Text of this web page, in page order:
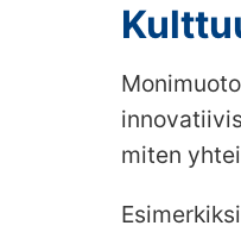
miten